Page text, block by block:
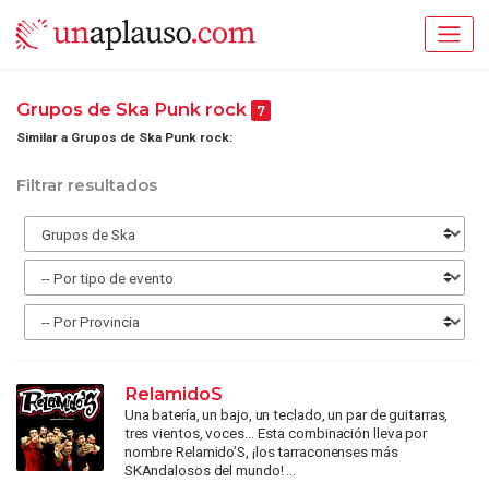
Grupos de Ska Punk rock 7
Similar a Grupos de Ska Punk rock:
Filtrar resultados
RelamidoS
Una batería, un bajo, un teclado, un par de guitarras,
tres vientos, voces… Esta combinación lleva por
nombre Relamido’S, ¡los tarraconenses más
SKAndalosos del mundo! ...